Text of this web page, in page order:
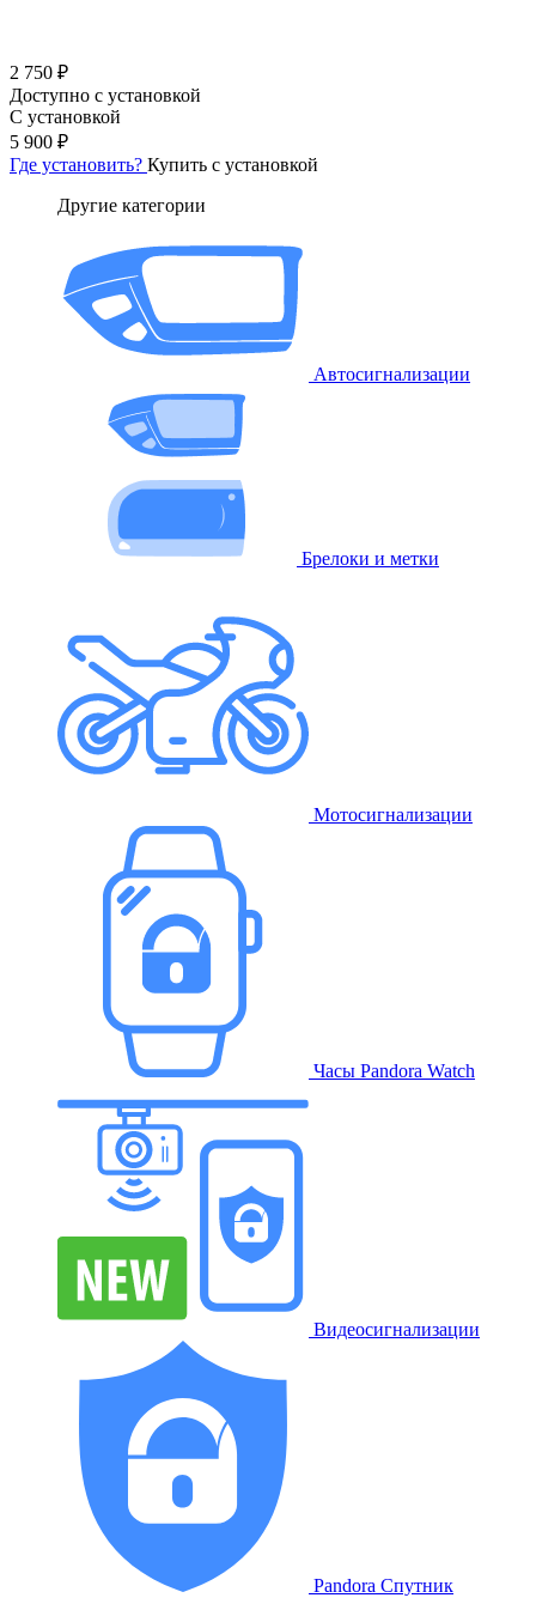
2 750 ₽
Доступно с установкой
С установкой
5 900 ₽
Где установить? Купить с установкой
Другие категории
Автосигнализации
Брелоки и метки
Мотосигнализации
Часы Pandora Watch
Видеосигнализации
Pandora Спутник